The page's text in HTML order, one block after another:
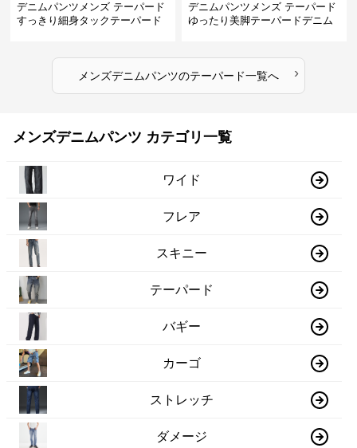
デニムパンツメンズ テーパード
すっきり細身タックテーパード
デニムパンツメンズ テーパード
ゆったり美脚テーパードデニム
メンズデニムパンツのテーパード一覧へ ›
メンズデニムパンツ カテゴリ一覧
ワイド
フレア
スキニー
テーパード
バギー
カーゴ
ストレッチ
ダメージ